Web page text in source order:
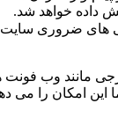
داده خواهد شد.
های ضروری سایت
مانند وب فونت
این امکان را